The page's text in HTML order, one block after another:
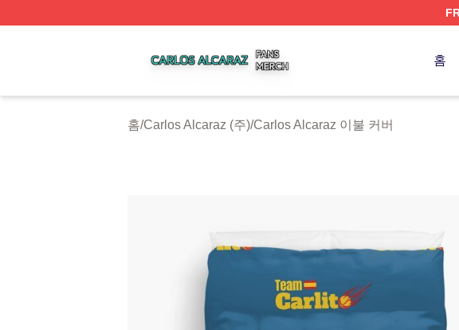
홈
홈/Carlos Alcaraz (주)/Carlos Alcaraz 이불 커버